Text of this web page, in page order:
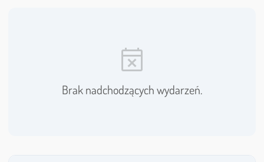
event_busy
Brak nadchodzących wydarzeń.